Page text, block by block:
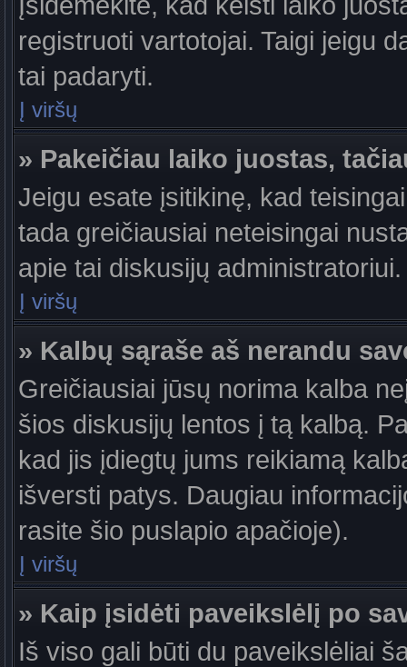
registruoti vartotojai. Taigi jeigu
tai padaryti.
Į viršų
» Pakeičiau laiko juostas,
Jeigu esate įsitikinę, kad
tada greičiausiai neteisingai
apie tai diskusijų administratoriui.
Į viršų
» Kalbų sąraše aš nerandu
Greičiausiai jūsų norima kalba
šios diskusijų lentos į tą kalbą.
kad jis įdiegtų jums reikiamą
išversti patys. Daugiau
rasite šio puslapio apačioje).
Į viršų
» Kaip įsidėti paveikslėlį po
Iš viso gali būti du paveikslėliai